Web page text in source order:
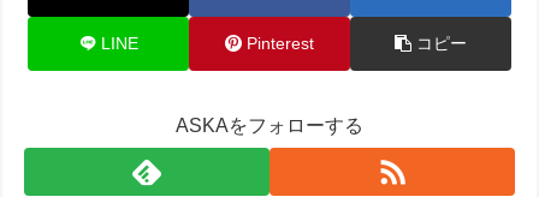
LINE Pinterest コピー
ASKAをフォローする